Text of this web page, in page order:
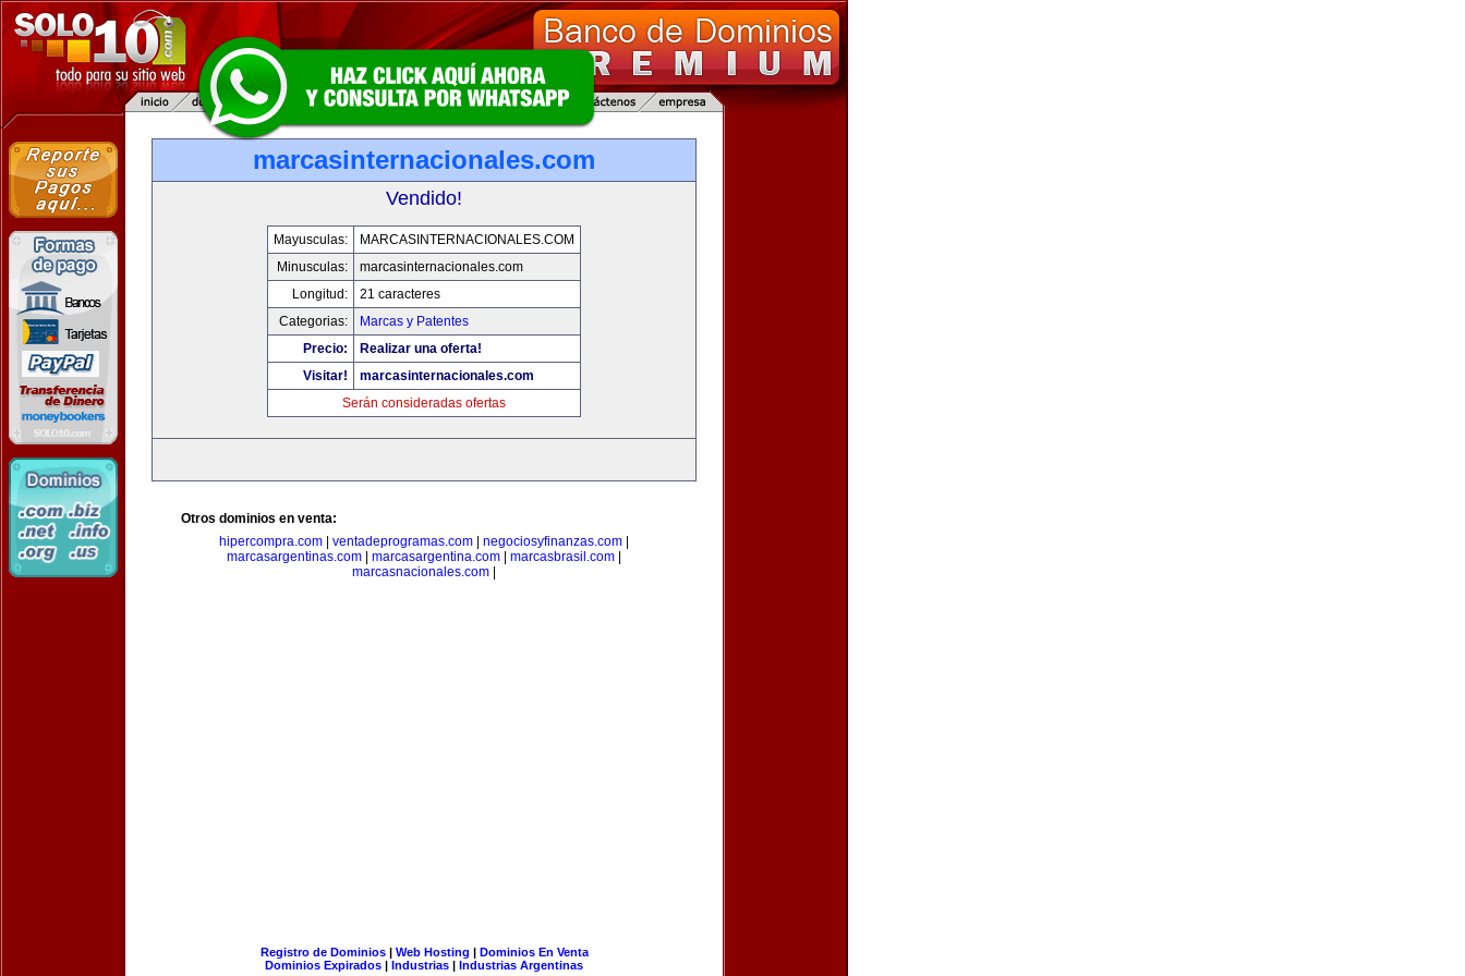
marcasinternacionales.com
Vendido!
Mayusculas:
MARCASINTERNACIONALES.COM
Minusculas:
marcasinternacionales.com
Longitud:
21 caracteres
Categorias:
Marcas y Patentes
Precio:
Realizar una oferta!
Visitar!
marcasinternacionales.com
Serán consideradas ofertas
Otros dominios en venta:
hipercompra.com
ventadeprogramas.com negociosyfinanzas.com
marcasargentinas.com
marcasargentina.com marcasbrasil.com
marcasnacionales.com
Registro de Dominios| Web Hosting | Dominios En Venta
Dominios Expirados | Industrias | Industrias Argentinas